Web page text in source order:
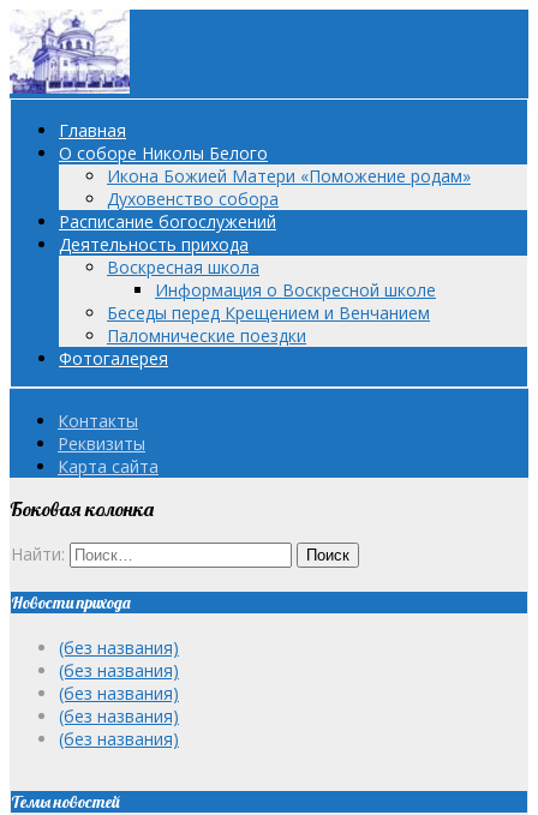
Главная
О соборе Николы Белого
Икона Божией Матери «Поможение родам»
Духовенство собора
Расписание богослужений
Деятельность прихода
Воскресная школа
Информация о Воскресной школе
Беседы перед Крещением и Венчанием
Паломнические поездки
Фотогалерея
Контакты
Реквизиты
Карта сайта
Боковая колонка
Найти:
Новости прихода
(без названия)
(без названия)
(без названия)
(без названия)
(без названия)
Темы новостей